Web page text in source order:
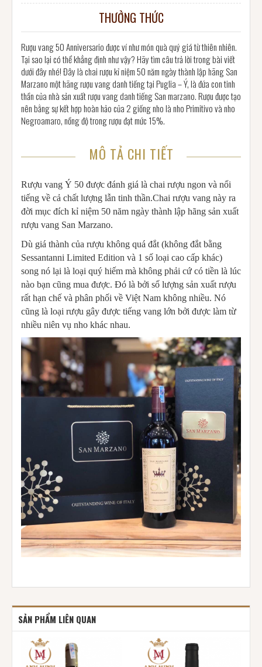
THƯỞNG THỨC
Rượu vang 50 Anniversario được ví như món quà quý giá từ thiên nhiên.
Tại sao lại có thể khẳng định như vậy? Hãy tìm câu trả lời trong bài viết
dưới đây nhé! Đây là chai rượu kỉ niệm 50 năm ngày thành lập hãng San
Marzano một hãng rượu vang danh tiếng tại Puglia – Ý, là đứa con tinh
thần của nhà sản xuất rượu vang danh tiếng San marzano. Rượu được tạo
nên bằng sự kết hợp hoàn hảo của 2 giống nho là nho Primitivo và nho
Negroamaro, nồng độ trong rượu đạt mức 15%.
MÔ TẢ CHI TIẾT
Rượu vang Ý 50 được đánh giá là chai rượu ngon và nổi
tiếng về cả chất lượng lẫn tinh thần.Chai rượu vang này ra
đời mục đích kỉ niệm 50 năm ngày thành lập hãng sản xuất
rượu vang San Marzano.
Dù giá thành của rượu không quá đắt (không đắt bằng
Sessantanni Limited Edition và 1 số loại cao cấp khác)
song nó lại là loại quý hiếm mà không phải cứ có tiền là lúc
nào bạn cũng mua được. Đó là bởi số lượng sản xuất rượu
rất hạn chế và phân phối về Việt Nam không nhiều. Nó
cũng là loại rượu gây được tiếng vang lớn bởi được làm từ
nhiều niên vụ nho khác nhau.
SẢN PHẨM LIÊN QUAN